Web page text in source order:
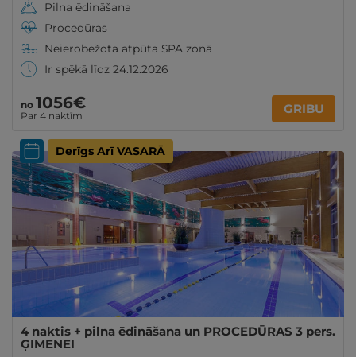
Pilna ēdināšana
Procedūras
Neierobežota atpūta SPA zonā
Ir spēkā līdz 24.12.2026
no 1056€
Par 4 naktīm GRIBU
Derīgs Arī VASARĀ
4 naktis + pilna ēdināšana un PROCEDŪRAS 3 pers.
ĢIMENEI